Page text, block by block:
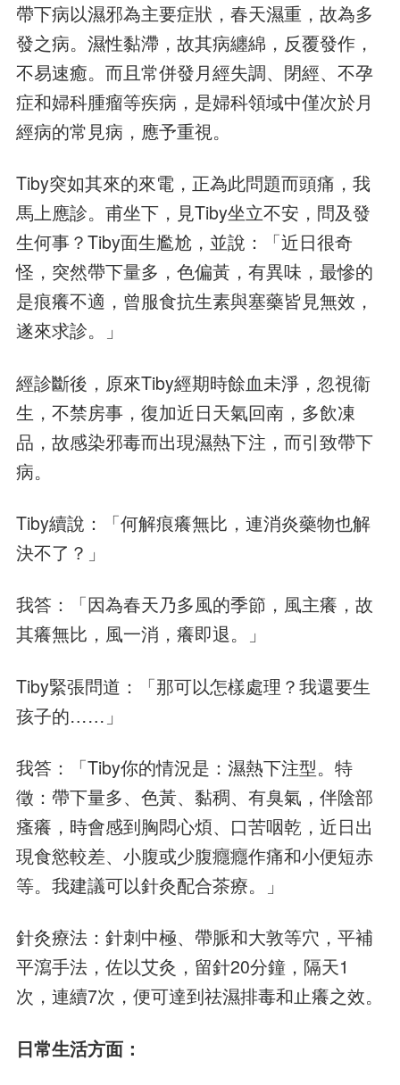
帶下病以濕邪為主要症狀，春天濕重，故為多
發之病。濕性黏滯，故其病纏綿，反覆發作，
不易速癒。而且常併發月經失調、閉經、不孕
症和婦科腫瘤等疾病，是婦科領域中僅次於月
經病的常見病，應予重視。
Tiby突如其來的來電，正為此問題而頭痛，我
馬上應診。甫坐下，見Tiby坐立不安，問及發
生何事？Tiby面生尷尬，並說：「近日很奇
怪，突然帶下量多，色偏黃，有異味，最慘的
是痕癢不適，曾服食抗生素與塞藥皆見無效，
遂來求診。」
經診斷後，原來Tiby經期時餘血未淨，忽視衞
生，不禁房事，復加近日天氣回南，多飲凍
品，故感染邪毒而出現濕熱下注，而引致帶下
病。
Tiby續說：「何解痕癢無比，連消炎藥物也解
決不了？」
我答：「因為春天乃多風的季節，風主癢，故
其癢無比，風一消，癢即退。」
Tiby緊張問道：「那可以怎樣處理？我還要生
孩子的……」
我答：「Tiby你的情況是：濕熱下注型。特
徵：帶下量多、色黃、黏稠、有臭氣，伴陰部
瘙癢，時會感到胸悶心煩、口苦咽乾，近日出
現食慾較差、小腹或少腹癮癮作痛和小便短赤
等。我建議可以針灸配合茶療。」
針灸療法：針刺中極、帶脈和大敦等穴，平補
平瀉手法，佐以艾灸，留針20分鐘，隔天1
次，連續7次，便可達到祛濕排毒和止癢之效。
日常生活方面：